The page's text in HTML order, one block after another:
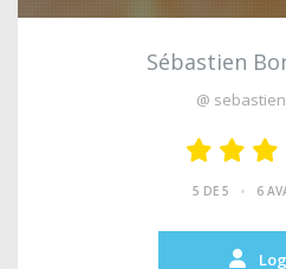
Sébastien
@
5 DE 5 • 6